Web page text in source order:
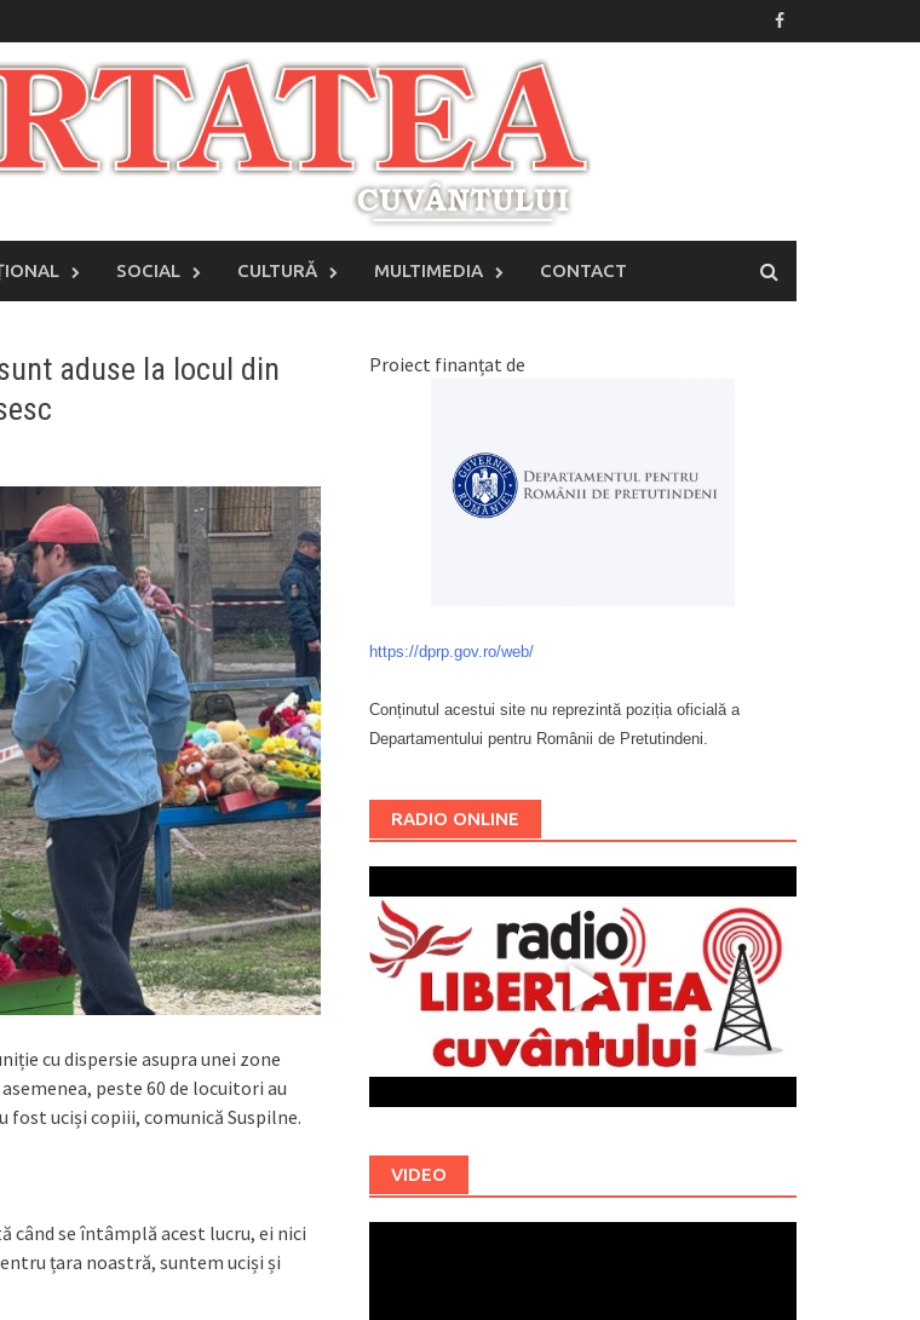
SOCIAL CULTURĂ MULTIMEDIA CONTACT
aduse la locul din
cu dispersie asupra unei zone
peste 60 de locuitori au
fost uciși copiii, comunică Suspilne.
când se întâmplă acest lucru, ei nici
țara noastră, suntem uciși și
Proiect finanțat de
https://dprp.gov.ro/web/
Conținutul acestui site nu reprezintă poziția oficială a
Departamentului pentru Românii de Pretutindeni.
RADIO ONLINE
VIDEO